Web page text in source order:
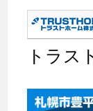
トラス